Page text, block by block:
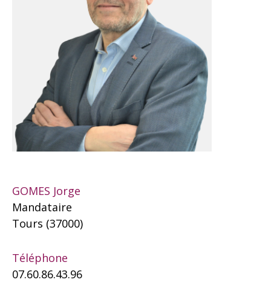
GOMES Jorge
Mandataire
Tours (37000)
Téléphone
07.60.86.43.96